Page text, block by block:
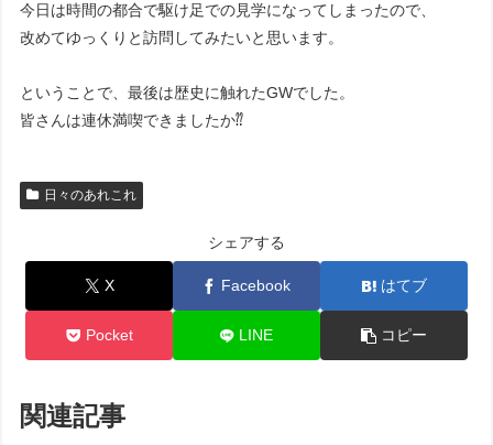
今日は時間の都合で駆け足での見学になってしまったので、
改めてゆっくりと訪問してみたいと思います。
ということで、最後は歴史に触れたGWでした。
皆さんは連休満喫できましたか⁇
日々のあれこれ
シェアする
X Facebook はてブ
Pocket LINE コピー
関連記事